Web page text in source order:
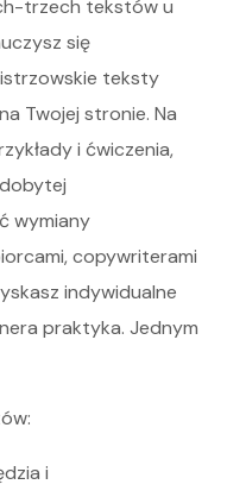
trzech tekstów u
się
teksty
Twojej stronie.Na
i ćwiczenia,
wymiany
copywriterami
indywidualne
praktyka.Jednym
i